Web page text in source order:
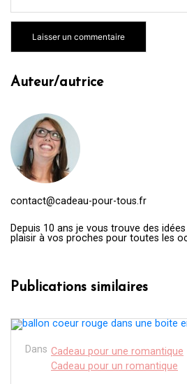
Auteur/autrice
contact@cadeau-pour-tous.fr
Depuis 10 ans je vous trouve des
plaisir à vos proches pour toutes les
Publications similaires
Dans Cadeau pour une romantique
Cadeau pour un romantique